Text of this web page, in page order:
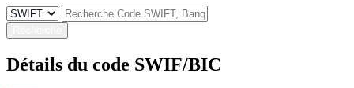
Détails du code SWIF/BIC